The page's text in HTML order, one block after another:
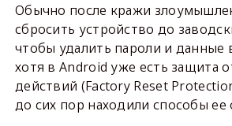
Обычно после кражи
сбросить устройство до
чтобы удалить пароли и данные
хотя в Android уже есть защита
действий (Factory Reset
до сих пор находили способы ее